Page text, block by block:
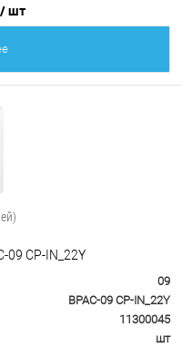
/ шт
09 CP-IN_22Y
09
BPAC-09 CP-IN_22Y
11300045
шт